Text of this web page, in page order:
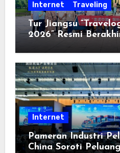
Internet Traveling
Tur Jiangsu
2026” Resmi
Keterbukaan, dan
Internet
Pameran Industri
China Soroti